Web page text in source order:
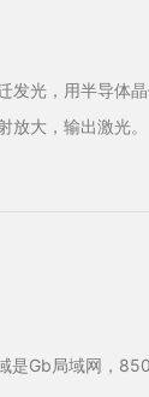
发光，用半导体
放大，输出激光。
是Gb局域网，